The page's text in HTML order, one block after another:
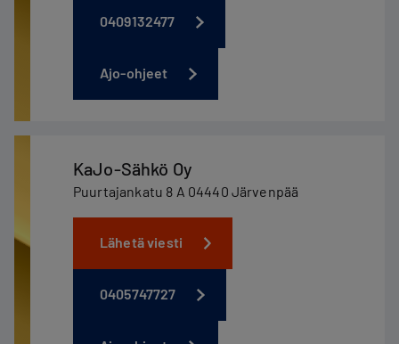
0409132477
Ajo-ohjeet
KaJo-Sähkö Oy
Puurtajankatu 8 A 04440 Järvenpää
Lähetä viesti
0405747727